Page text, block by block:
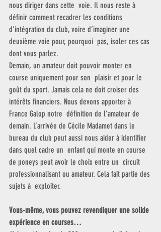
nous diriger dans cette  voie. Il nous reste à
définir comment recadrer les conditions
d’intégration du club, voire d’imaginer une
deuxième voie pour, pourquoi  pas, isoler ces cas
dont vous parlez.
Demain, un amateur doit pouvoir monter en
course uniquement pour son  plaisir et pour le
goût du sport. Jamais cela ne doit croiser des
intérêts financiers. Nous devons apporter à
France Galop notre  définition de l’amateur de
demain. L’arrivée de Cécile Madamet dans le
bureau du club peut aussi nous aider à identifier
dans quel cadre un  enfant qui monte en course
de poneys peut avoir le choix entre un  circuit
professionnalisant ou amateur. Cela fait partie des
sujets à  exploiter.
Vous-même, vous pouvez revendiquer une solide
expérience en courses…